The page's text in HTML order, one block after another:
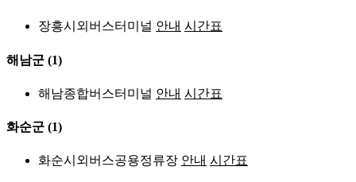
장흥시외버스터미널 안내 시간표
해남군 (1)
해남종합버스터미널 안내 시간표
화순군 (1)
화순시외버스공용정류장 안내 시간표